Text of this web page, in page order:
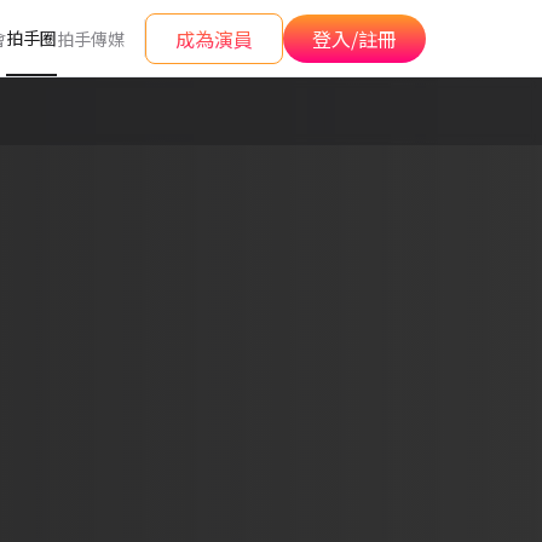
拍手圈拍手傳媒 成為演員 登入/註冊